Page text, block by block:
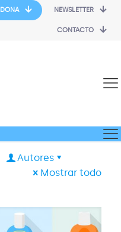
DONA NEWSLETTER
CONTACTO
Autores
Mostrar todo